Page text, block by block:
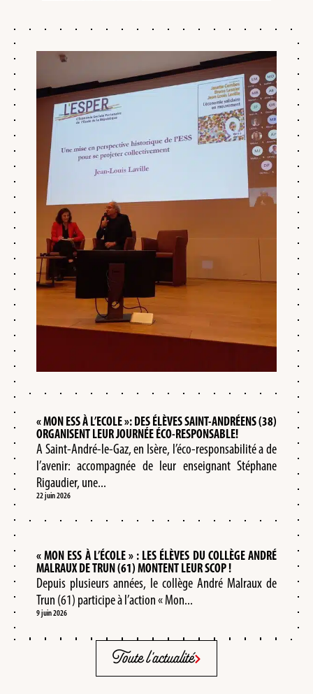
« MON ESS À L’ECOLE »: DES ÉLÈVES SAINT-ANDRÉENS (38)
ORGANISENT LEUR JOURNÉE ÉCO-RESPONSABLE!
A Saint-André-le-Gaz, en Isère, l’éco-responsabilité a de
l’avenir: accompagnée de leur enseignant Stéphane
Rigaudier, une...
22 juin 2026
« MON ESS À L’ÉCOLE » : LES ÉLÈVES DU COLLÈGE ANDRÉ
MALRAUX DE TRUN (61) MONTENT LEUR SCOP !
Depuis plusieurs années, le collège André Malraux de
Trun (61) participe à l’action « Mon...
9 juin 2026
Toute l'actualité